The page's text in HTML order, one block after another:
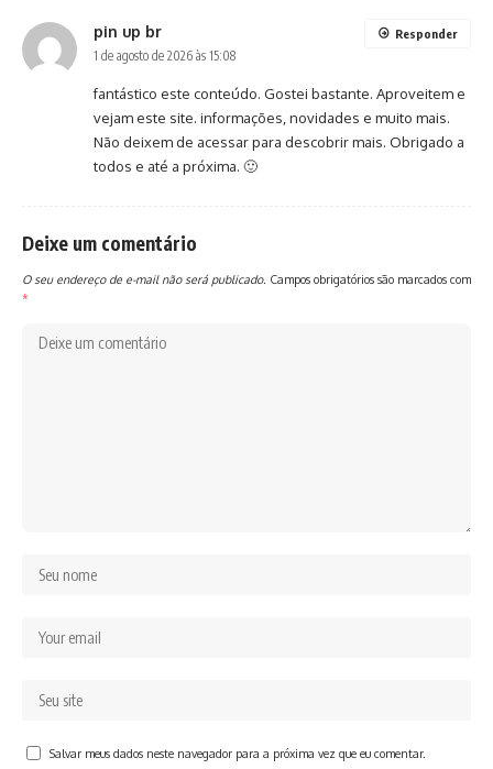
pin up br
1 de agosto de 2026 às 15:08
fantástico este conteúdo. Gostei bastante. Aproveitem e
vejam este site. informações, novidades e muito mais.
Não deixem de acessar para descobrir mais. Obrigado a
todos e até a próxima. 🙂
Responder
Deixe um comentário
O seu endereço de e-mail não será publicado. Campos obrigatórios são marcados com
*
Salvar meus dados neste navegador para a próxima vez que eu comentar.